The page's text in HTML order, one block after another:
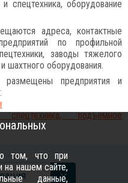
спецтехника, оборудование
адреса, контактные
по профильной
заводы тяжелого
шахтного оборудования.
предприятия и
подъемное
том, что при
на нашем сайте,
данные,